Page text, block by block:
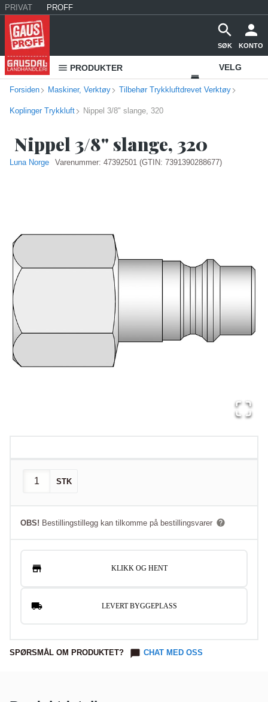
PRIVAT PROFF
SØK KONTO
PRODUKTER VELG
VAREHUS
Forsiden Maskiner, Verktøy Tilbehør Trykkluftdrevet Verktøy
Koplinger Trykkluft Nippel 3/8" slange, 320
Nippel 3/8" slange, 320
Luna Norge Varenummer: 47392501 (GTIN: 7391390288677)
STK
OBS! Bestillingstillegg kan tilkomme på bestillingsvarer
KLIKK OG HENT
LEVERT BYGGEPLASS
SPØRSMÅL OM PRODUKTET? CHAT MED OSS